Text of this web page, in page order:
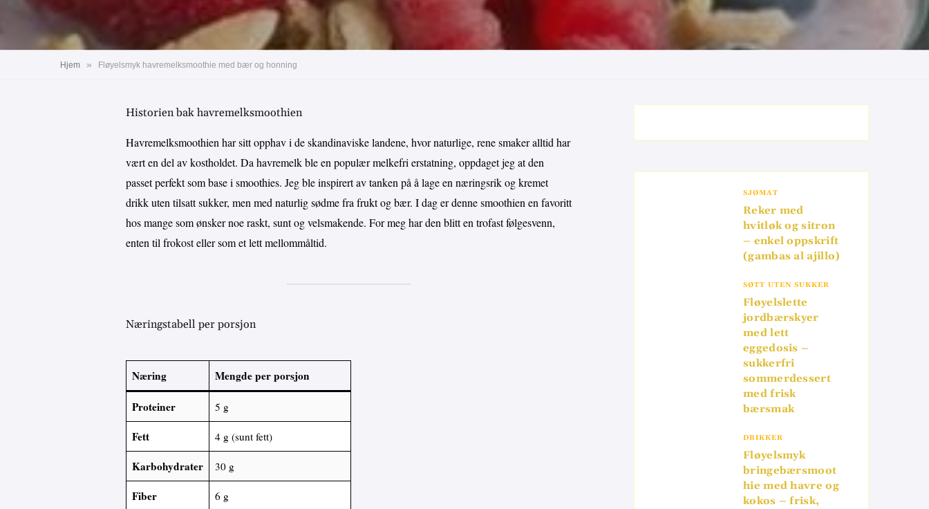
Hjem » Fløyelsmyk havremelksmoothie med bær og honning
Historien bak havremelksmoothien
Havremelksmoothien har sitt opphav i de skandinaviske landene, hvor naturlige, rene smaker alltid har
vært en del av kostholdet. Da havremelk ble en populær melkefri erstatning, oppdaget jeg at den
passet perfekt som base i smoothies. Jeg ble inspirert av tanken på å lage en næringsrik og kremet
drikk uten tilsatt sukker, men med naturlig sødme fra frukt og bær. I dag er denne smoothien en favoritt
hos mange som ønsker noe raskt, sunt og velsmakende. For meg har den blitt en trofast følgesvenn,
enten til frokost eller som et lett mellommåltid.
Næringstabell per porsjon
Næring Mengde per porsjon
Proteiner 5 g
Fett 4 g (sunt fett)
Karbohydrater 30 g
Fiber 6 g
SJØMAT
Reker med
hvitløk og sitron
– enkel oppskrift
(gambas al ajillo)
SØTT UTEN SUKKER
Fløyelslette
jordbærskyer
med lett
eggedosis –
sukkerfri
sommerdessert
med frisk
bærsmak
DRIKKER
Fløyelsmyk
bringebærsmoot
hie med havre og
kokos – frisk,